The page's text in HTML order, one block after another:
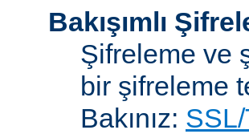
Bakışımlı
Şifreleme ve
bir şifreleme
Bakınız: